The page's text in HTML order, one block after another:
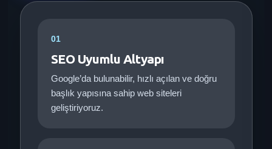
01
SEO Uyumlu Altyapı
Google’da bulunabilir, hızlı açılan ve doğru
başlık yapısına sahip web siteleri
geliştiriyoruz.